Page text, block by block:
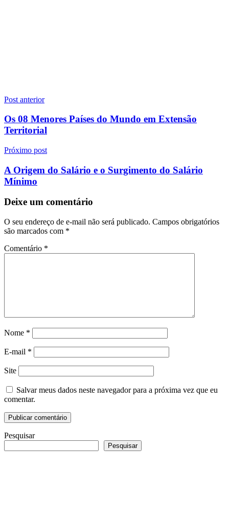
Navegação
de
Post
Post anterior
Os 08 Menores Países do Mundo em Extensão
Territorial
Próximo post
A Origem do Salário e o Surgimento do Salário
Mínimo
Deixe um comentário
O seu endereço de e-mail não será publicado. Campos obrigatórios
são marcados com *
Comentário *
Nome *
E-mail *
Site
Salvar meus dados neste navegador para a próxima vez que eu
comentar.
Pesquisar
Pesquisar